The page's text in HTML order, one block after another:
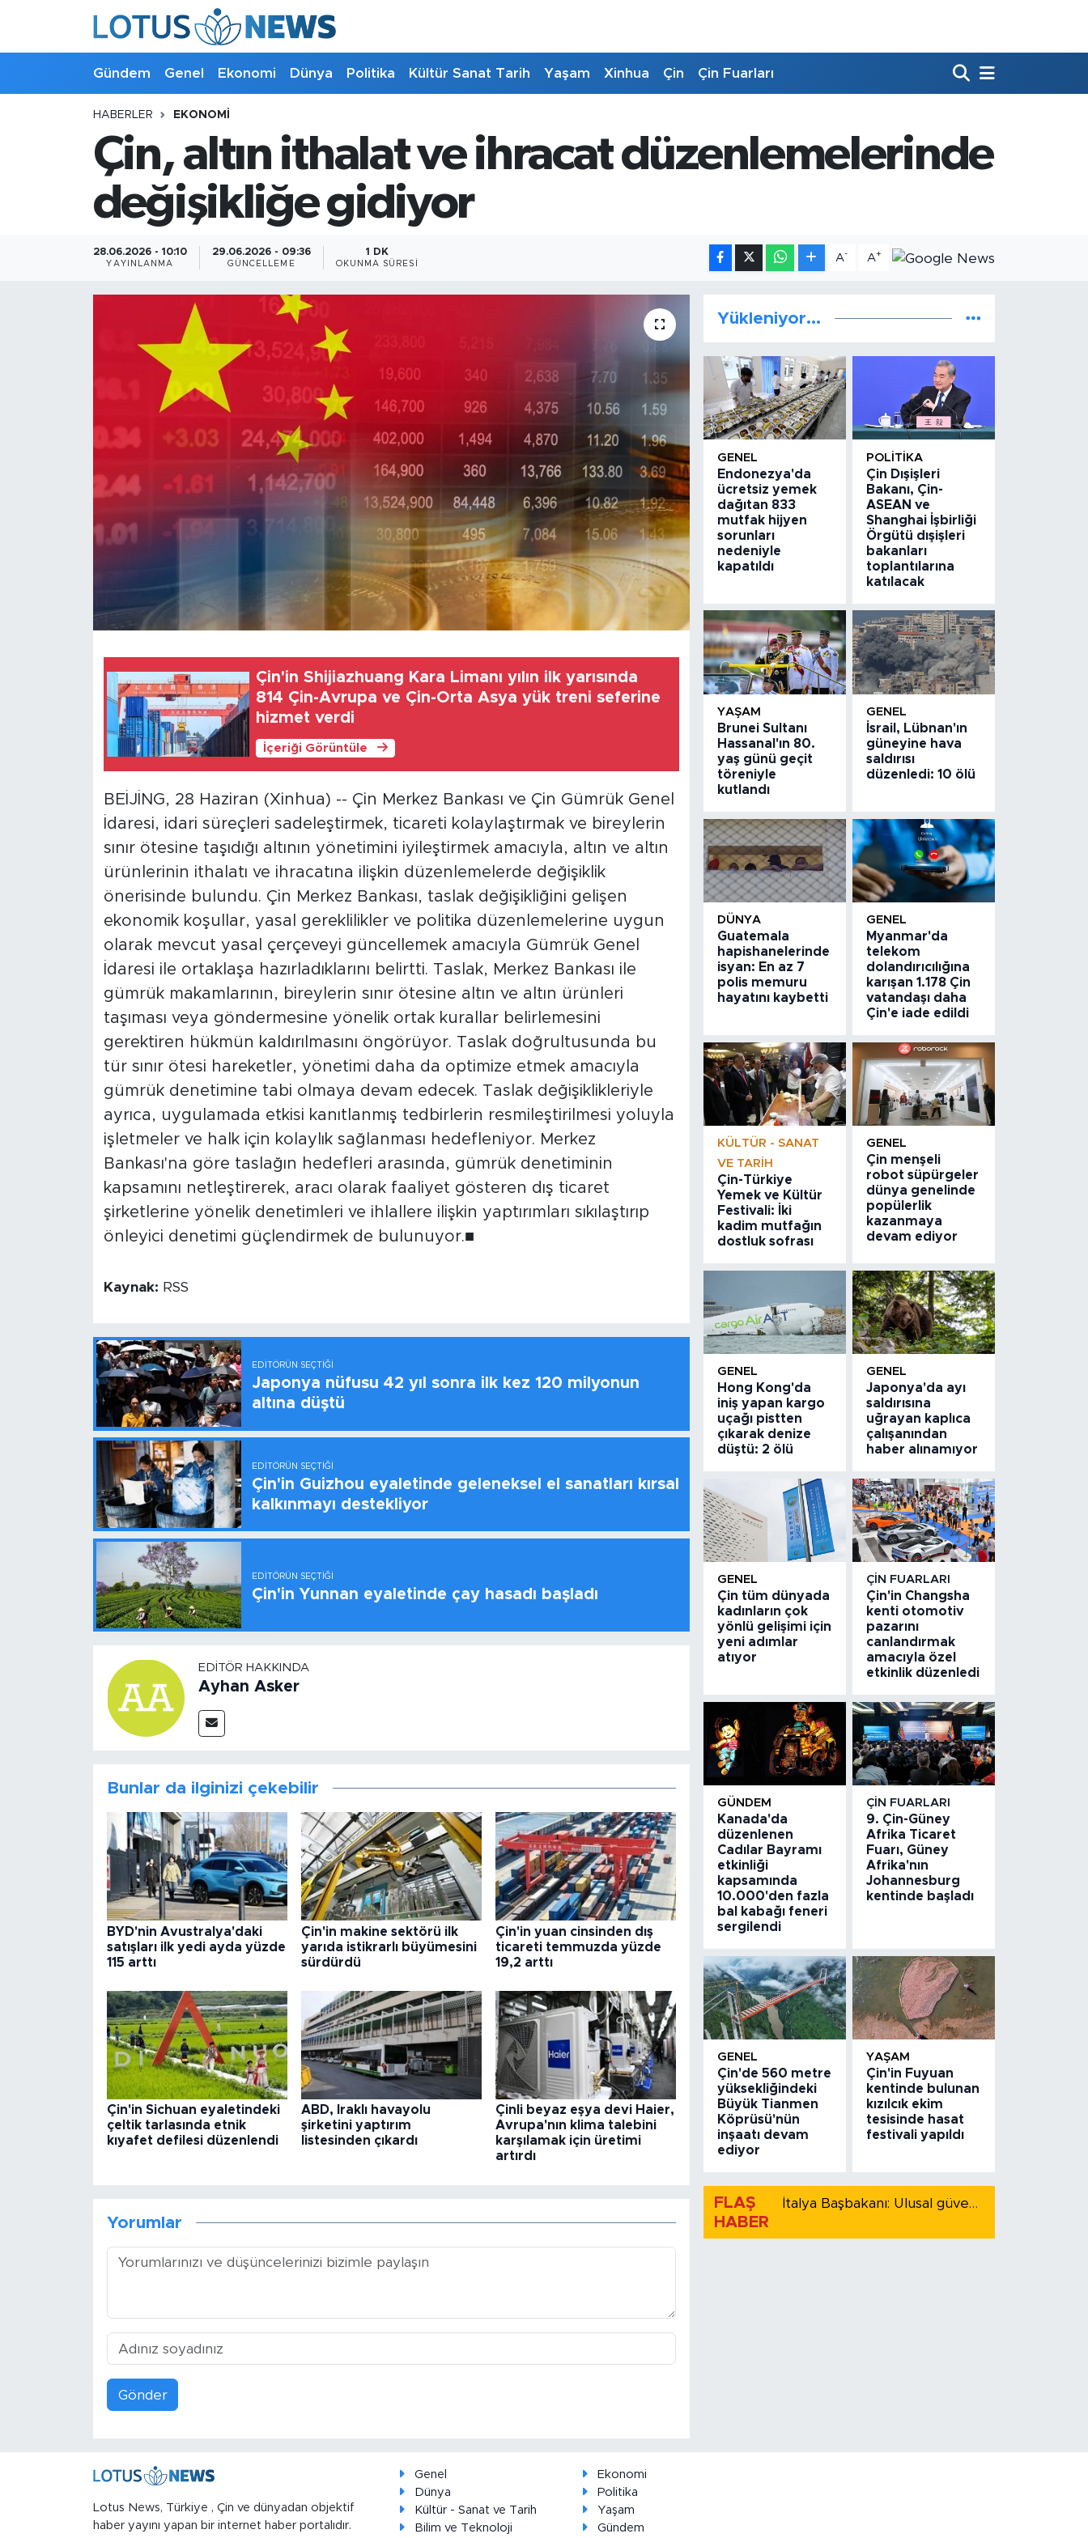
Gündem Genel Ekonomi Dünya Politika Kültür Sanat Tarih Yaşam Xinhua Çin Çin Fuarları
HABERLER EKONOMI
Çin, altın ithalat ve ihracat düzenlemelerinde
değişikliğe gidiyor
28.06.2026 - 10:10
YAYINLANMA
29.06.2026 - 09:36
GÜNCELLEME
1 DK
OKUNMA SÜRESI
A- A+
Çin'in Shijiazhuang Kara Limanı yılın ilk yarısında
814 Çin-Avrupa ve Çin-Orta Asya yük treni seferine
hizmet verdi
İçeriği Görüntüle
BEİJİNG, 28 Haziran (Xinhua) -- Çin Merkez Bankası ve Çin Gümrük Genel
İdaresi, idari süreçleri sadeleştirmek, ticareti kolaylaştırmak ve bireylerin
sınır ötesine taşıdığı altının yönetimini iyileştirmek amacıyla, altın ve altın
ürünlerinin ithalatı ve ihracatına ilişkin düzenlemelerde değişiklik
önerisinde bulundu. Çin Merkez Bankası, taslak değişikliğini gelişen
ekonomik koşullar, yasal gereklilikler ve politika düzenlemelerine uygun
olarak mevcut yasal çerçeveyi güncellemek amacıyla Gümrük Genel
İdaresi ile ortaklaşa hazırladıklarını belirtti. Taslak, Merkez Bankası ile
gümrük makamlarının, bireylerin sınır ötesine altın ve altın ürünleri
taşıması veya göndermesine yönelik ortak kurallar belirlemesini
gerektiren hükmün kaldırılmasını öngörüyor. Taslak doğrultusunda bu
tür sınır ötesi hareketler, yönetimi daha da optimize etmek amacıyla
gümrük denetimine tabi olmaya devam edecek. Taslak değişiklikleriyle
ayrıca, uygulamada etkisi kanıtlanmış tedbirlerin resmileştirilmesi yoluyla
işletmeler ve halk için kolaylık sağlanması hedefleniyor. Merkez
Bankası'na göre taslağın hedefleri arasında, gümrük denetiminin
kapsamını netleştirerek, aracı olarak faaliyet gösteren dış ticaret
şirketlerine yönelik denetimleri ve ihlallere ilişkin yaptırımları sıkılaştırıp
önleyici denetimi güçlendirmek de bulunuyor.■
Kaynak: RSS
EDITÖRÜN SEÇTIĞI
Japonya nüfusu 42 yıl sonra ilk kez 120 milyonun
altına düştü
EDITÖRÜN SEÇTIĞI
Çin'in Guizhou eyaletinde geleneksel el sanatları kırsal
kalkınmayı destekliyor
EDITÖRÜN SEÇTIĞI
Çin'in Yunnan eyaletinde çay hasadı başladı
EDITÖR HAKKINDA
Ayhan Asker
Bunlar da ilginizi çekebilir
BYD'nin Avustralya'daki
satışları ilk yedi ayda yüzde
115 arttı
Çin'in makine sektörü ilk
yarıda istikrarlı büyümesini
sürdürdü
Çin'in yuan cinsinden dış
ticareti temmuzda yüzde
19,2 arttı
Çin'in Sichuan eyaletindeki
çeltik tarlasında etnik
kıyafet defilesi düzenlendi
ABD, Iraklı havayolu
şirketini yaptırım
listesinden çıkardı
Çinli beyaz eşya devi Haier,
Avrupa'nın klima talebini
karşılamak için üretimi
artırdı
Yorumlar
Gönder
Yükleniyor...
GENEL
Endonezya'da
ücretsiz yemek
dağıtan 833
mutfak hijyen
sorunları
nedeniyle
kapatıldı
POLITIKA
Çin Dışişleri
Bakanı, Çin-
ASEAN ve
Shanghai İşbirliği
Örgütü dışişleri
bakanları
toplantılarına
katılacak
YAŞAM
Brunei Sultanı
Hassanal'ın 80.
yaş günü geçit
töreniyle
kutlandı
GENEL
İsrail, Lübnan'ın
güneyine hava
saldırısı
düzenledi: 10 ölü
DÜNYA
Guatemala
hapishanelerinde
isyan: En az 7
polis memuru
hayatını kaybetti
GENEL
Myanmar'da
telekom
dolandırıcılığına
karışan 1.178 Çin
vatandaşı daha
Çin'e iade edildi
KÜLTÜR - SANAT
VE TARIH
Çin-Türkiye
Yemek ve Kültür
Festivali: İki
kadim mutfağın
dostluk sofrası
GENEL
Çin menşeli
robot süpürgeler
dünya genelinde
popülerlik
kazanmaya
devam ediyor
GENEL
Hong Kong'da
iniş yapan kargo
uçağı pistten
çıkarak denize
düştü: 2 ölü
GENEL
Japonya'da ayı
saldırısına
uğrayan kaplıca
çalışanından
haber alınamıyor
GENEL
Çin tüm dünyada
kadınların çok
yönlü gelişimi için
yeni adımlar
atıyor
ÇIN FUARLARI
Çin'in Changsha
kenti otomotiv
pazarını
canlandırmak
amacıyla özel
etkinlik düzenledi
GÜNDEM
Kanada'da
düzenlenen
Cadılar Bayramı
etkinliği
kapsamında
10.000'den fazla
bal kabağı feneri
sergilendi
ÇIN FUARLARI
9. Çin-Güney
Afrika Ticaret
Fuarı, Güney
Afrika'nın
Johannesburg
kentinde başladı
GENEL
Çin'de 560 metre
yüksekliğindeki
Büyük Tianmen
Köprüsü'nün
inşaatı devam
ediyor
YAŞAM
Çin'in Fuyuan
kentinde bulunan
kızılcık ekim
tesisinde hasat
festivali yapıldı
FLAŞ
HABER
İtalya Başbakanı: Ulusal güvenliği korumak için İspanya ile Schengen kapsamındaki serbest dolaşımı askıya alıyoruz
Lotus News, Türkiye , Çin ve dünyadan objektif
haber yayını yapan bir internet haber portalıdır.
Genel
Ekonomi
Dünya
Politika
Kültür - Sanat ve Tarih
Yaşam
Bilim ve Teknoloji
Gündem
Kültür - Sanat ve Tarih